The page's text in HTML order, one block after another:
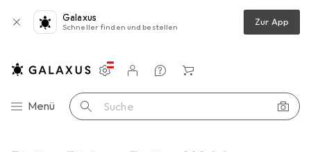
Galaxus
Schneller finden und bestellen Zur App
Navigation nach Kategorien
Menü Suche
Einstellungen
Kundenkonto
Vergleichslisten
Merklisten
Warenkorb